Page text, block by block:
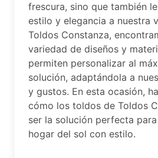
frescura, sino que también
estilo y elegancia a nuestra
Toldos Constanza,
variedad de diseños y
permiten personalizar al
solución, adaptándola a
y gustos. En esta ocasión,
cómo los toldos de Toldos
ser la solución perfecta
hogar del sol con estilo.